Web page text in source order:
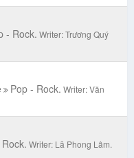
- Rock. Writer: Trương Quý
Pop - Rock. Writer: Văn
Writer: Lã Phong Lâm.